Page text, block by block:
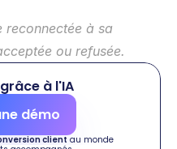
à sa
ou refusée.
à l'IA
démo
client au monde